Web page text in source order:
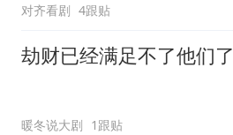
对齐看剧 4跟贴
劫财已经满足不了他们了
暖冬说大剧 1跟贴